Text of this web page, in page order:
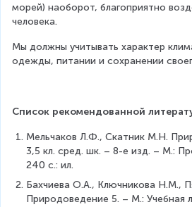
морей) наоборот, благоприятно
человека.
Мы должны учитывать характер
одежды, питании и сохранении
Список рекомендованной
Мельчаков Л.Ф., Скатник М.Н.
3,5 кл. сред. шк. – 8-е изд. – М.:
240 с.: ил.
Бахчиева О.А., Ключникова Н.М.,
Природоведение 5. – М.: Учебная